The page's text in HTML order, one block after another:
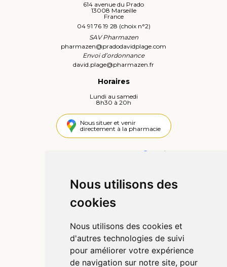
Nous utilisons des
cookies
Nous utilisons des cookies et
d'autres technologies de suivi
pour améliorer votre expérience
de navigation sur notre site, pour
614 avenue du Prado
13008 Marseille
France
04 91 76 19 28 (choix n°2)
SAV Pharmazen
pharmazen@pradodavidplage.com
Envoi d’ordonnance
david.plage@pharmazen.fr
Horaires
Lundi au samedi
8h30 à 20h
Nous situer et venir
directement à la pharmacie
Informations
Qui sommes-nous ?
Déclarer un effet indésirable
Mentions légales
CGV
Données personnelles